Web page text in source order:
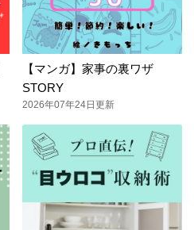
【マンガ】家事の裏ワザ
STORY
2026年07年24日更新